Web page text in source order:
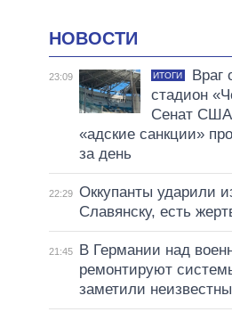
НОВОСТИ
23:09 ИТОГИ
Враг
стадион
Сенат США
«адские санкции»
за день
22:29 Оккупанты ударили
Славянску, есть
21:45
В Германии над
ремонтируют
заметили